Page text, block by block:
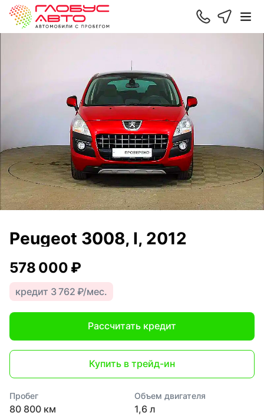
Peugeot 3008, I, 2012
578 000 ₽
кредит 3 762 ₽/мес.
Рассчитать кредит
Купить в трейд-ин
Пробег
80 800 км
Объем двигателя
1,6 л